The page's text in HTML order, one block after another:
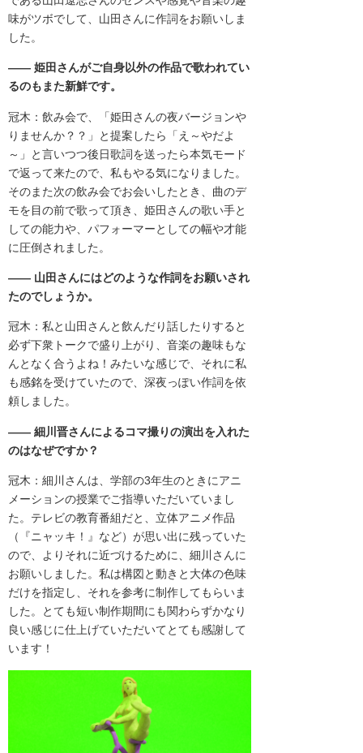
味がツボでして 、山田さんに作詞をお願いしま
した。
―― 姫田さんがご自身以外の作品で歌われてい
るのもまた新鮮です。
冠木：飲み会で、「姫田さんの夜バージョンや
りませんか？？」
と提案したら「え～やだよ
～」
と言いつつ後日歌詞を送ったら本気モード
で返って来たので、 私もやる気になりました。
そのまた次の飲み会でお会いしたとき、 曲のデ
モを目の前で歌って頂き、姫田さんの歌い手と
しての能力や、 パフォーマーとしての幅や才能
に圧倒されました。
―― 山田さんにはどのような作詞をお願いされ
たのでしょうか。
冠木：私と山田さんと飲んだり話したりすると
必ず下衆トークで盛り上がり、音楽の趣味もな
んとなく合うよね！みたいな感じで、 それに私
も感銘を受けていたので、 深夜っぽい作詞を依
頼しました。
―― 細川 晋さんによるコマ撮りの演出を入れた
のはなぜですか？
冠木：細川さんは、 学部の3年生のときにアニ
メーションの授業でご指導いただいていまし
た。 テレビの教育番組だと、 立体アニメ作品
（
『ニャッキ！』など） が思い出に残っていた
ので、 よりそれに近づけるために、細川さんに
お願いしました。 私は構図と動きと大体の色味
だけを指定し、 それを参考に制作してもらいま
した。
とても短い制作期間にも関わらずかなり
良い感じに仕上げていただいてとても感謝して
います！